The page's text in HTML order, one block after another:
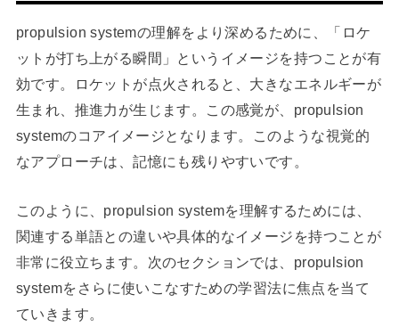
propulsion systemの理解をより深めるために、「ロケ
ットが打ち上がる瞬間」というイメージを持つことが有
効です。ロケットが点火されると、大きなエネルギーが
生まれ、推進力が生じます。この感覚が、propulsion
systemのコアイメージとなります。このような視覚的
なアプローチは、記憶にも残りやすいです。
このように、propulsion systemを理解するためには、
関連する単語との違いや具体的なイメージを持つことが
非常に役立ちます。次のセクションでは、propulsion
systemをさらに使いこなすための学習法に焦点を当て
ていきます。